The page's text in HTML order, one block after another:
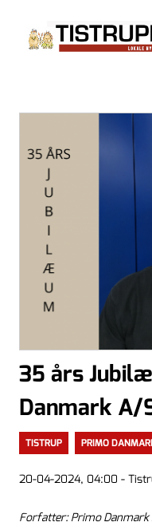
35 års
Danmark A/
TISTRUP PRIMO
20-04-2024, 04:00 -
Forfatter: Primo Danmark